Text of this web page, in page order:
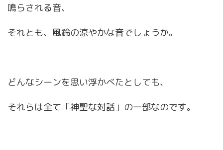
鳴らされる音、
それとも、風鈴の涼やかな音でしょうか。
どんなシーンを思い浮かべたとしても、
それらは全て「神聖な対話」の一部なのです。